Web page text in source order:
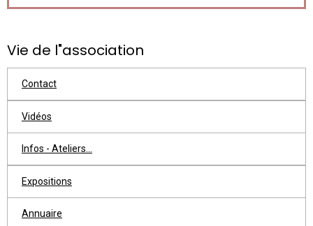
Vie de l"association
Contact
Vidéos
Infos - Ateliers...
Expositions
Annuaire